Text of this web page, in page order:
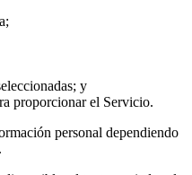
y
proporcionar el Servicio.
personal dependiendo